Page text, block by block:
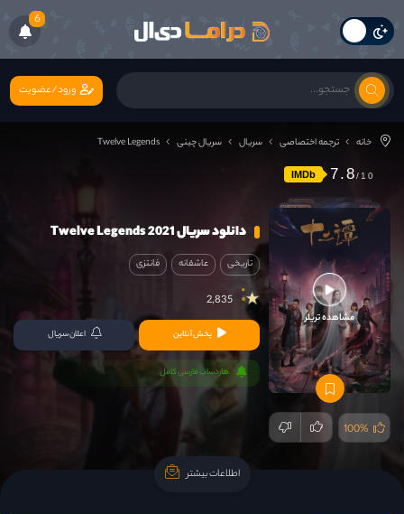
6
ورود/عضویت
خانه ترجمه اختصاصی سریال سریال چینی Twelve Legends
IMDb 7.8
مشاهده تریلر
100%
دانلود سریال Twelve Legends 2021
تاریخی عاشقانه فانتزی
2,835
پخش آنلاین اعلان سریال
هاردساب فارسی کامل
اطلاعات بیشتر